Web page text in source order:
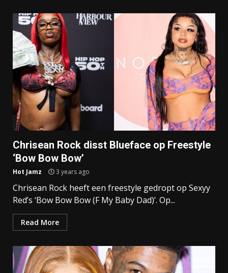
Chrisean Rock disst Blueface op Freestyle
‘Bow Bow Bow’
Hot Jamz 3 years ago
Chrisean Rock heeft een freestyle gedropt op Sexyy
Red’s ‘Bow Bow Bow (F My Baby Dad)’. Op...
Read More